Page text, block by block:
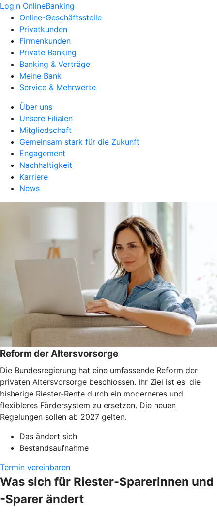
Login OnlineBanking
Online-Geschäftsstelle
Privatkunden
Firmenkunden
Private Banking
Banking & Verträge
Meine Bank
Service & Mehrwerte
Über uns
Unsere Filialen
Mitgliedschaft
Gemeinsam stark für die Zukunft
Engagement
Nachhaltigkeit
Karriere
News
Reform der Altersvorsorge
Die Bundesregierung hat eine umfassende Reform der
privaten Altersvorsorge beschlossen. Ihr Ziel ist es, die
bisherige Riester-Rente durch ein moderneres und
flexibleres Fördersystem zu ersetzen. Die neuen
Regelungen sollen ab 2027 gelten.
Das ändert sich
Bestandsaufnahme
Termin vereinbaren
Was sich für Riester-Sparerinnen und
-Sparer ändert